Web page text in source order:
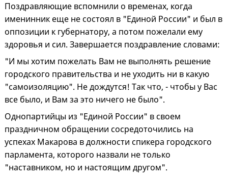
Поздравляющие вспомнили о временах, когда
именинник еще не состоял в "Единой России" и был в
оппозиции к губернатору, а потом пожелали ему
здоровья и сил. Завершается поздравление словами:
"И мы хотим пожелать Вам не выполнять решение
городского правительства и не уходить ни в какую
"самоизоляцию". Не дождутся! Так что, - чтобы у Вас
все было, и Вам за это ничего не было".
Однопартийцы из "Единой России" в своем
праздничном обращении сосредоточились на
успехах Макарова в должности спикера городского
парламента, которого назвали не только
"наставником, но и настоящим другом".